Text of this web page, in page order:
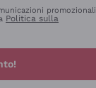
promozionali
Politica sulla